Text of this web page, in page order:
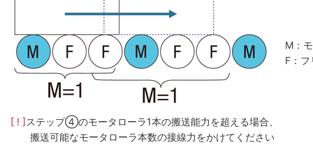
M：
F：
[ ! ]ステップ④のモータローラ1本の搬送能力を超える場合、
搬送可能なモータローラ本数の接線力をかけてください